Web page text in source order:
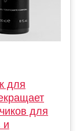
для
для
и